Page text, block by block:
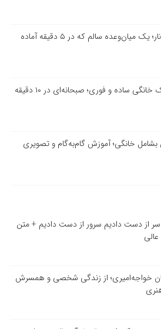
دسر ماست و انار؛ یک میان‌وعده سالم که در ۵ دقیقه آماده
ساده و فوری؛ صبحانه‌ای در ۱۰ دقیقه
خانگی؛ آموزش گام‌به‌گام و تصویری
سر از دست دادیم سرور از دست دادیم + متن
خواجه‌امیری؛ از زندگی شخصی و همسرش